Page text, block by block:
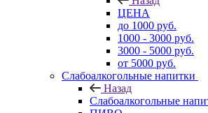
ЦЕНА
до 1000 руб.
1000 - 3000 руб.
3000 - 5000 руб.
от 5000 руб.
Слабоалкогольные напитки
Назад
Слабоалкогольные